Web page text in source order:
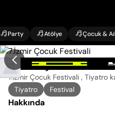
Party Atölye Çocuk &
7.İzmir Çocuk
7.İzmir Çocuk Festivali , Tiyatro
Tiyatro
Festival
Hakkında